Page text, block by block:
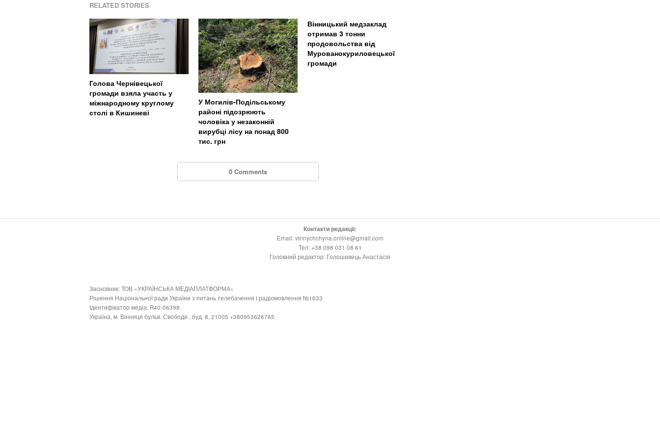
RELATED STORIES
Голова Чернівецької
громади взяла участь у
міжнародному круглому
столі в Кишиневі
У Могилів-Подільському
районі підозрюють
чоловіка у незаконній
вирубці лісу на понад 800
тис. грн
Вінницький медзаклад
отримав 3 тонни
продовольства від
Мурованокуриловецької
громади
0 Comments
Контакти редакції:
Email: vinnychchyna.online@gmail.com
Тел: +38 098 031 08 61
Головний редактор: Голошивець Анастасія
Засновник: ТОВ «УКРАЇНСЬКА МЕДІАПЛАТФОРМА»
Рішення Національної ради України з питань телебачення і радіомовлення №1633
Ідентифікатор медіа: R40-06398
Україна, м. Вінниця бульв. Свободи , буд. 8, 21005 +380953626765